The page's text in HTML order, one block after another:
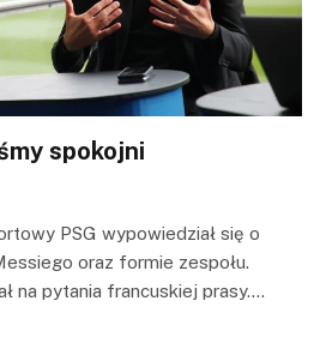
spokojni
PSG wypowiedział się o
oraz formie zespołu.
na pytania francuskiej prasy.…